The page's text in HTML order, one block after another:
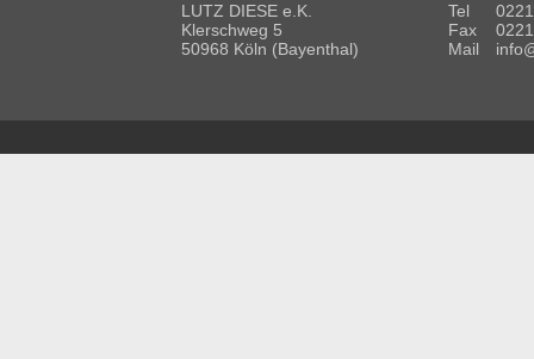
LUTZ DIESE e.K.
Klerschweg 5
50968 Köln (Bayenthal)
Tel
Fax
Mail